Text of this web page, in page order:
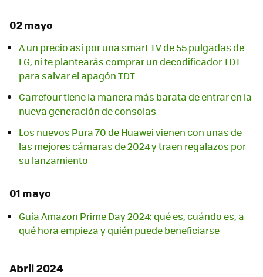
02 mayo
A un precio así por una smart TV de 55 pulgadas de
LG, ni te plantearás comprar un decodificador TDT
para salvar el apagón TDT
Carrefour tiene la manera más barata de entrar en la
nueva generación de consolas
Los nuevos Pura 70 de Huawei vienen con unas de
las mejores cámaras de 2024 y traen regalazos por
su lanzamiento
01 mayo
Guía Amazon Prime Day 2024: qué es, cuándo es, a
qué hora empieza y quién puede beneficiarse
Abril 2024